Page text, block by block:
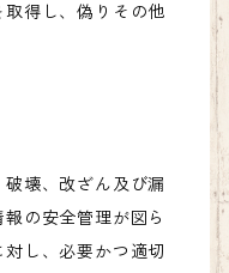
得し、偽りその他
壊、改ざん及び漏
の安全管理が図ら
し、必要かつ適切